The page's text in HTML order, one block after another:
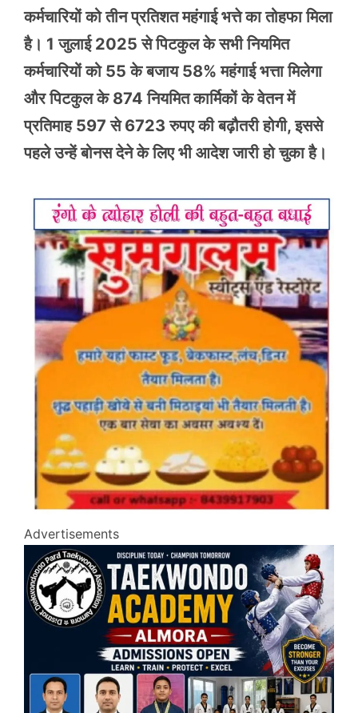
कर्मचारियों को तीन प्रतिशत महंगाई भत्ते का तोहफा मिला
है। 1 जुलाई 2025 से पिटकुल के सभी नियमित
कर्मचारियों को 55 के बजाय 58% महंगाई भत्ता मिलेगा
और पिटकुल के 874 नियमित कार्मिकों के वेतन में
प्रतिमाह 597 से 6723 रुपए की बढ़ौतरी होगी, इससे
पहले उन्हें बोनस देने के लिए भी आदेश जारी हो चुका है।
Advertisements